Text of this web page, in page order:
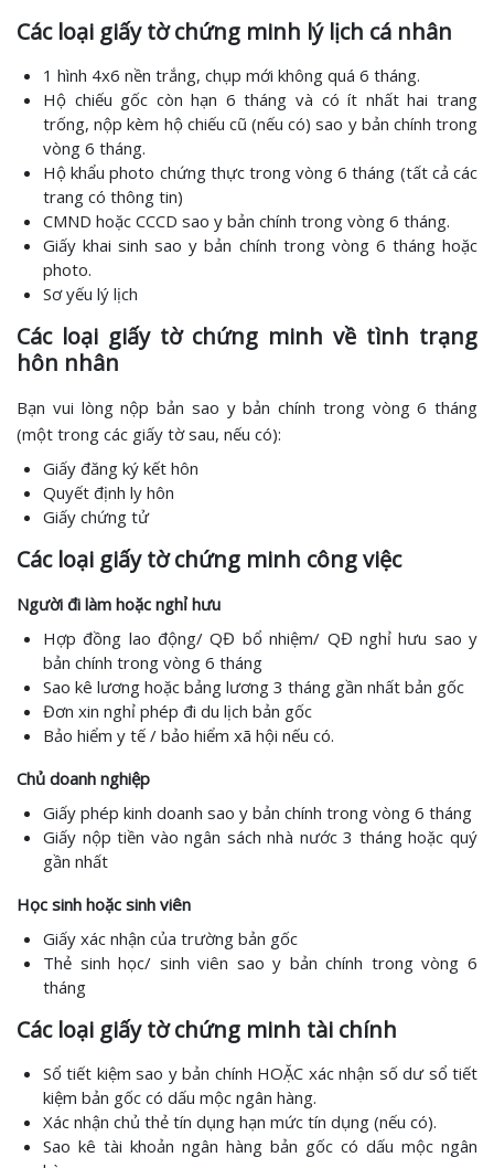
Các loại giấy tờ chứng minh lý lịch cá nhân
1 hình 4x6 nền trắng, chụp mới không quá 6 tháng.
Hộ chiếu gốc còn hạn 6 tháng và có ít nhất hai trang
trống, nộp kèm hộ chiếu cũ (nếu có) sao y bản chính trong
vòng 6 tháng.
Hộ khẩu photo chứng thực trong vòng 6 tháng (tất cả các
trang có thông tin)
CMND hoặc CCCD sao y bản chính trong vòng 6 tháng.
Giấy khai sinh sao y bản chính trong vòng 6 tháng hoặc
photo.
Sơ yếu lý lịch
Các loại giấy tờ chứng minh về tình trạng
hôn nhân
Bạn vui lòng nộp bản sao y bản chính trong vòng 6 tháng
(một trong các giấy tờ sau, nếu có):
Giấy đăng ký kết hôn
Quyết định ly hôn
Giấy chứng tử
Các loại giấy tờ chứng minh công việc
Người đi làm hoặc nghỉ hưu
Hợp đồng lao động/ QĐ bổ nhiệm/ QĐ nghỉ hưu sao y
bản chính trong vòng 6 tháng
Sao kê lương hoặc bảng lương 3 tháng gần nhất bản gốc
Đơn xin nghỉ phép đi du lịch bản gốc
Bảo hiểm y tế / bảo hiểm xã hội nếu có.
Chủ doanh nghiệp
Giấy phép kinh doanh sao y bản chính trong vòng 6 tháng
Giấy nộp tiền vào ngân sách nhà nước 3 tháng hoặc quý
gần nhất
Học sinh hoặc sinh viên
Giấy xác nhận của trường bản gốc
Thẻ sinh học/ sinh viên sao y bản chính trong vòng 6
tháng
Các loại giấy tờ chứng minh tài chính
Sổ tiết kiệm sao y bản chính HOẶC xác nhận số dư sổ tiết
kiệm bản gốc có dấu mộc ngân hàng.
Xác nhận chủ thẻ tín dụng hạn mức tín dụng (nếu có).
Sao kê tài khoản ngân hàng bản gốc có dấu mộc ngân